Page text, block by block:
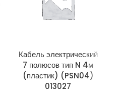
Кабель электрический
7 полюсов тип N 4м
(пластик) (PSN04)
013027